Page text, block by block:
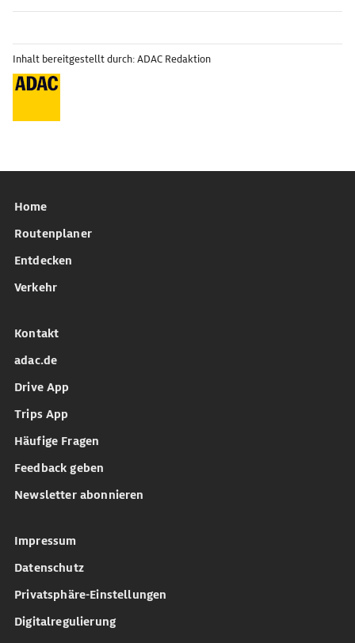
Inhalt bereitgestellt durch: ADAC Redaktion
Home
Routenplaner
Entdecken
Verkehr
Kontakt
adac.de
Drive App
Trips App
Häufige Fragen
Feedback geben
Newsletter abonnieren
Impressum
Datenschutz
Privatsphäre-Einstellungen
Digitalregulierung